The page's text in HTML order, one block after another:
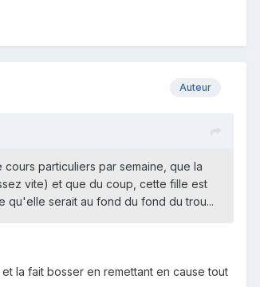
Auteur
particuliers par semaine, que la
vite) et que du coup, cette fille est
qu'elle serait au fond du fond du trou...
la fait bosser en remettant en cause tout